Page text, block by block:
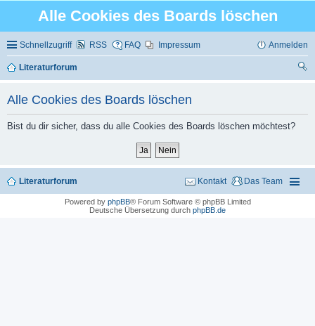
Alle Cookies des Boards löschen
Schnellzugriff RSS FAQ Impressum Anmelden
Literaturforum
Alle Cookies des Boards löschen
Bist du dir sicher, dass du alle Cookies des Boards löschen möchtest?
Literaturforum Das Team
Kontakt
Powered by phpBB® Forum Software © phpBB Limited
Deutsche Übersetzung durch phpBB.de